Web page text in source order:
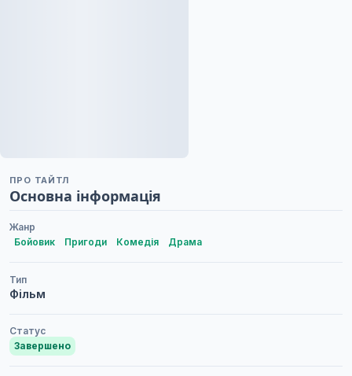
ПРО ТАЙТЛ
Основна інформація
Жанр
Бойовик
Пригоди Комедія Драма
Тип
Фільм
Статус
Завершено